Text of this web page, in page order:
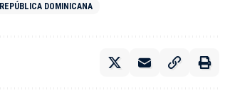
REPÚBLICA DOMINICANA